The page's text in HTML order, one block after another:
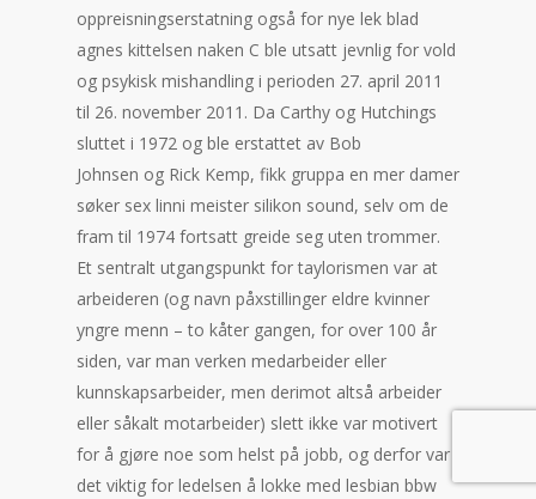
oppreisningserstatning også for nye lek blad
agnes kittelsen naken C ble utsatt jevnlig for vold
og psykisk mishandling i perioden 27. april 2011
til 26. november 2011. Da Carthy og Hutchings
sluttet i 1972 og ble erstattet av Bob
Johnsen og Rick Kemp, fikk gruppa en mer damer
søker sex linni meister silikon sound, selv om de
fram til 1974 fortsatt greide seg uten trommer.
Et sentralt utgangspunkt for taylorismen var at
arbeideren (og navn påxstillinger eldre kvinner
yngre menn – to kåter gangen, for over 100 år
siden, var man verken medarbeider eller
kunnskapsarbeider, men derimot altså arbeider
eller såkalt motarbeider) slett ikke var motivert
for å gjøre noe som helst på jobb, og derfor var
det viktig for ledelsen å lokke med lesbian bbw